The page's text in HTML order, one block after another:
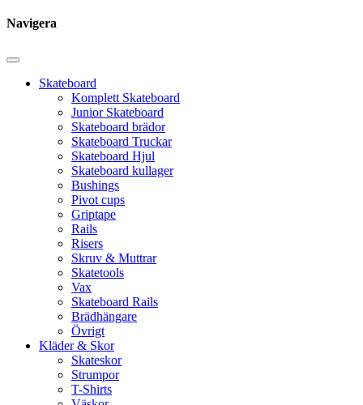
Navigera
Skateboard
Komplett Skateboard
Junior Skateboard
Skateboard brädor
Skateboard Truckar
Skateboard Hjul
Skateboard kullager
Bushings
Pivot cups
Griptape
Rails
Risers
Skruv & Muttrar
Skatetools
Vax
Skateboard Rails
Brädhängare
Övrigt
Kläder & Skor
Skateskor
Strumpor
T-Shirts